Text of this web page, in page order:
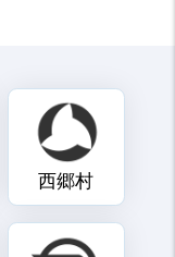
西郷村